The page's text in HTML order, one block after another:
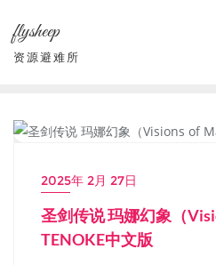
content
flysheep
资源避难所
2025年 2月 27日
圣剑传说 玛娜幻象（
TENOKE中文版